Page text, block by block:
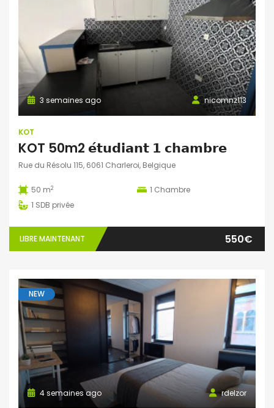
nicomnz113
3 semaines ago
KOT
KOT 50m2 𝗲́𝘁𝘂𝗱𝗶𝗮𝗻𝘁 𝟭 𝗰𝗵𝗮𝗺𝗯𝗿𝗲
Rue du Résolu 115, 6061 Charleroi, Belgique
50 m2 1 Chambre
1 SDB privée
LIBRE MAINTENANT 550€
NEW
rdelzor
4 semaines ago